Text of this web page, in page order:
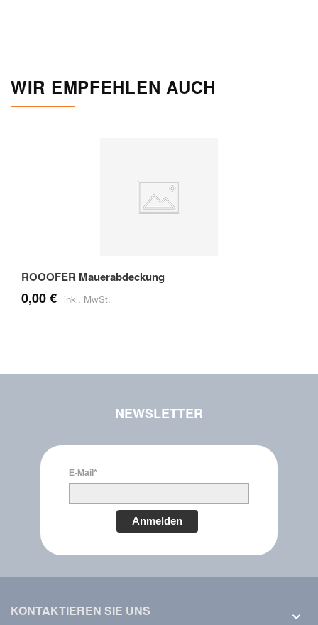
WIR EMPFEHLEN AUCH
ROOOFER Mauerabdeckung
0,00 €
NEWSLETTER
E-Mail*
Anmelden
KONTAKTIEREN SIE UNS